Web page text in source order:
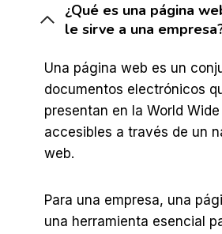
¿Qué es una página
le sirve a una
Una página web es un
documentos electrónicos
presentan en la World
accesibles a través de un
web.
Para una empresa, una
una herramienta esencial